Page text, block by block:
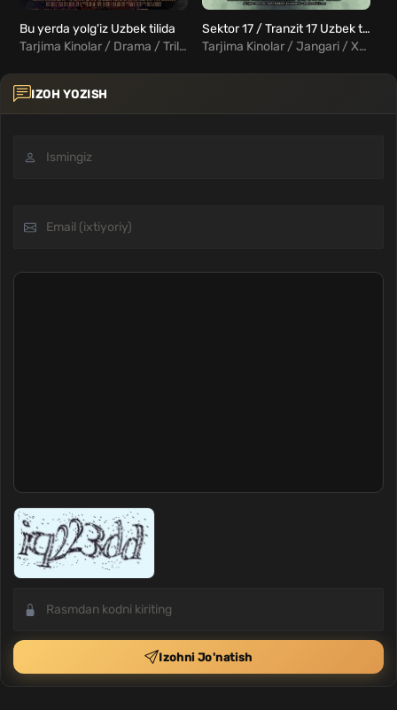
Bu yerda yolg'iz Uzbek tilida
Tarjima Kinolar / Drama / Triller / Qo'rqinchli / Fantastika / Xorij Kinolar Uzbek Tilida
Sektor 17 / Tranzit 17 Uzbek tilida
Tarjima Kinolar / Jangari / Xorij Kinolar Uzbek Tilida
IZOH YOZISH
Izohni Jo'natish